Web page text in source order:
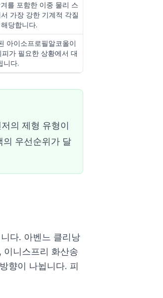
를 포함한 이중 물리 스
가장 강한 기계적 각질
당합니다.
아이소프로필알코올이
가 필요한 상황에서 대
니다.
의 제형 유형이
의 우선순위가 달
다. 아벤느 클리낭
니스프리 화산송
향이 나뉩니다. 피